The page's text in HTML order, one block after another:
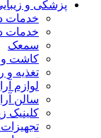
پزشکی و
خدمات
خدمات
سمعک
کاشت و
تغذیه و
لوازم
سالن
کلینیک